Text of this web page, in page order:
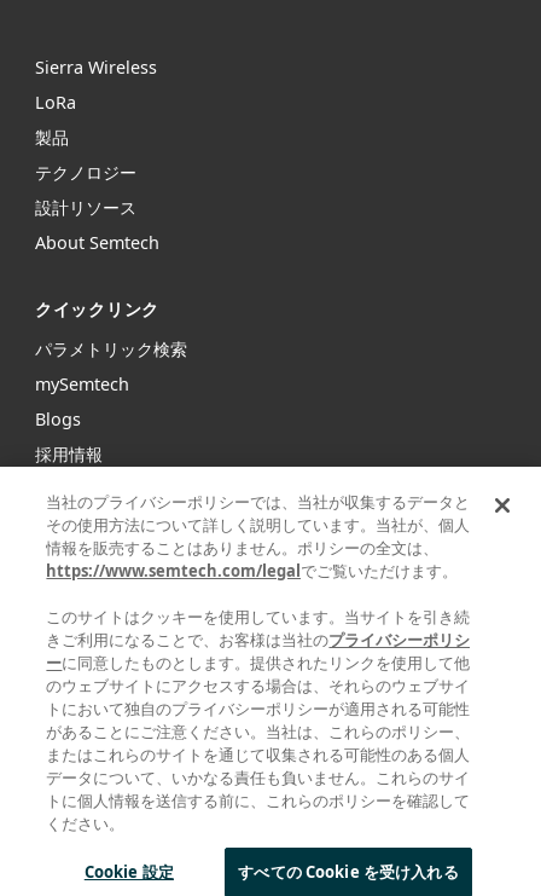
Sierra Wireless
LoRa
製品
テクノロジー
設計リソース
About Semtech
クイックリンク
パラメトリック検索
mySemtech
Blogs
採用情報
お問い合わせ
Semtechは、インフラストラクチャ、ハイエンドコンシュー
マープロダクト、産業機器向けの高性能アナログ/ミックスド
シグナル半導体および高度アルゴリズムの大手グローバルサ
プライヤです。
FacebookTwitter
プライバシーポリシー
AGAINST HUMAN TRAFFICKING AND SLAVERY| © 2025 ALL
RIGHTS RESERVED
当社のプライバシーポリシーでは、当社が収集するデータと
その使用方法について詳しく説明しています。当社が、個人
情報を販売することはありません。ポリシーの全文は、
https://www.semtech.com/legalでご覧いただけます。
このサイトはクッキーを使用しています。当サイトを引き続
きご利用になることで、お客様は当社のプライバシーポリシ
ーに同意したものとします。提供されたリンクを使用して他
のウェブサイトにアクセスする場合は、それらのウェブサイ
トにおいて独自のプライバシーポリシーが適用される可能性
があることにご注意ください。当社は、これらのポリシー、
またはこれらのサイトを通じて収集される可能性のある個人
データについて、いかなる責任も負いません。これらのサイ
トに個人情報を送信する前に、これらのポリシーを確認して
ください。
Cookie 設定 すべての Cookie を受け入れる